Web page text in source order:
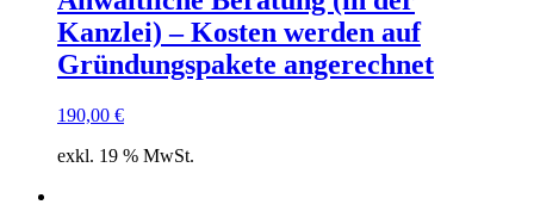
Kanzlei) – Kosten werden auf
Gründungspakete angerechnet
190,00 €
exkl. 19 % MwSt.